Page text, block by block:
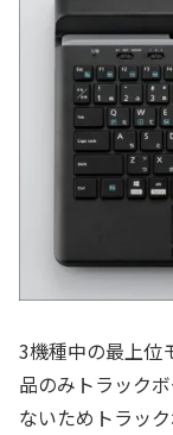
3機種中の最上位
品のみトラック
ないためトラッ